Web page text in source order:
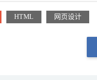
HTML 网页设计